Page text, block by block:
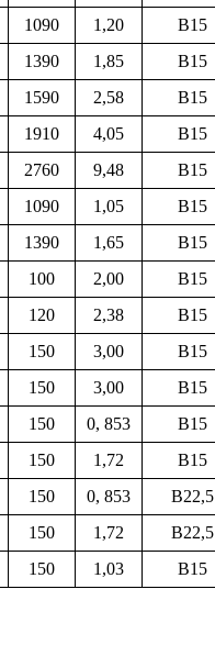
1090 1,20 B15
1390 1,85 B15
1590 2,58 B15
1910 4,05 B15
2760 9,48 B15
1090 1,05 B15
1390 1,65 B15
100 2,00 B15
120 2,38 B15
150 3,00 B15
150 3,00 B15
150 0, 853 B15
150 1,72 B15
150 0, 853 B22,5
150 1,72 B22,5
150 1,03 B15